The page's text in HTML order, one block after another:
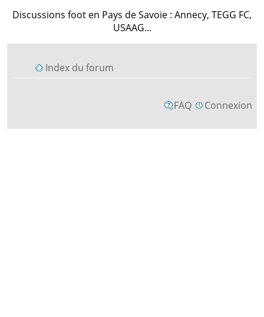
Discussions foot en Pays de Savoie : Annecy, TEGG FC,
USAAG...
Index du forum
FAQ Connexion